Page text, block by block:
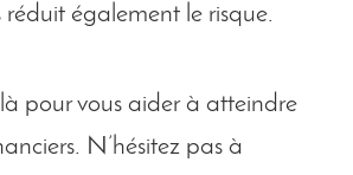
réduit également le risque.
pour vous aider à atteindre
N’hésitez pas à